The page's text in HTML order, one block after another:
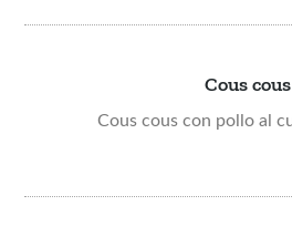
Cous cous
Cous cous con pollo al